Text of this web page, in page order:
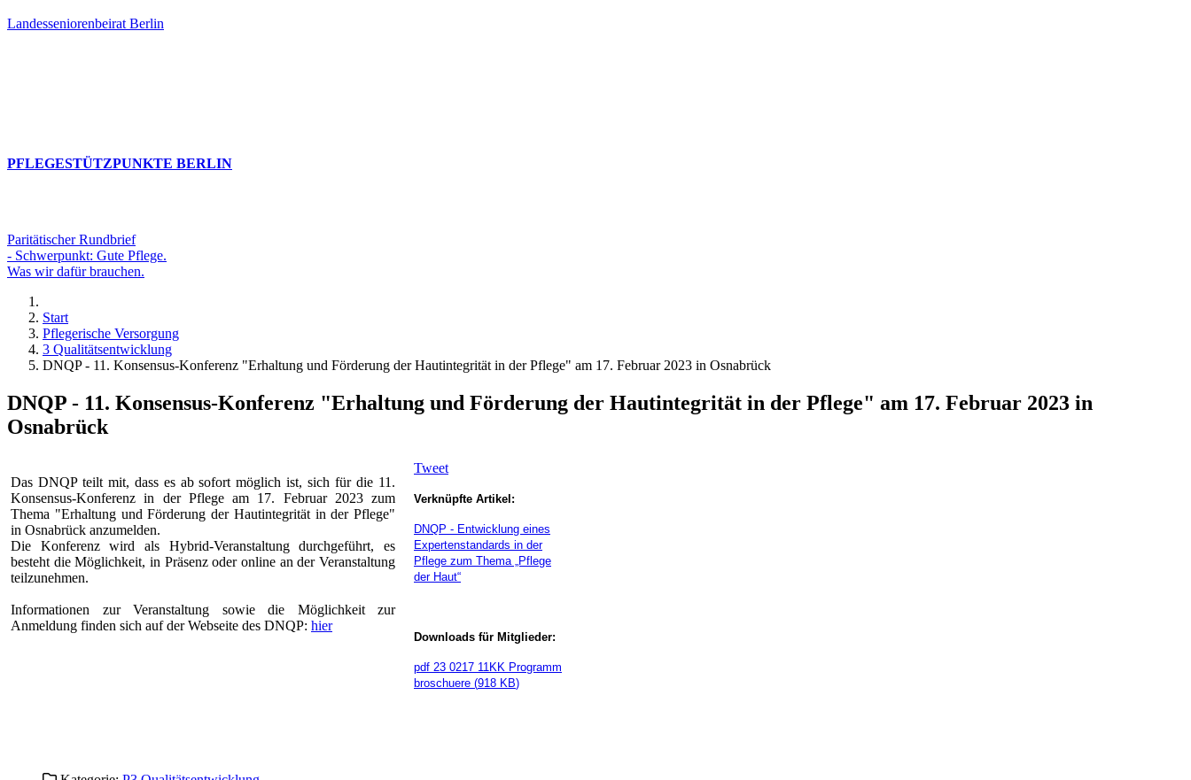
Landesseniorenbeirat Berlin
PFLEGESTÜTZPUNKTE BERLIN
Paritätischer Rundbrief
- Schwerpunkt: Gute Pflege.
Was wir dafür brauchen.
Start
Pflegerische Versorgung
3 Qualitätsentwicklung
DNQP - 11. Konsensus-Konferenz "Erhaltung und Förderung der Hautintegrität in der Pflege" am 17. Februar 2023 in Osnabrück
DNQP - 11. Konsensus-Konferenz "Erhaltung und Förderung der Hautintegrität in der Pflege" am 17. Februar 2023 in
Osnabrück
Das DNQP teilt mit, dass es ab sofort möglich ist, sich für die 11.
Konsensus-Konferenz in der Pflege am 17. Februar 2023 zum
Thema "Erhaltung und Förderung der Hautintegrität in der Pflege"
in Osnabrück anzumelden.
Die Konferenz wird als Hybrid-Veranstaltung durchgeführt, es
besteht die Möglichkeit, in Präsenz oder online an der Veranstaltung
teilzunehmen.
Informationen zur Veranstaltung sowie die Möglichkeit zur
Anmeldung finden sich auf der Webseite des DNQP: hier
Tweet
Verknüpfte Artikel:
DNQP - Entwicklung eines
Expertenstandards in der
Pflege zum Thema „Pflege
der Haut“
Downloads für Mitglieder:
pdf 23 0217 11KK Programm
broschuere (918 KB)